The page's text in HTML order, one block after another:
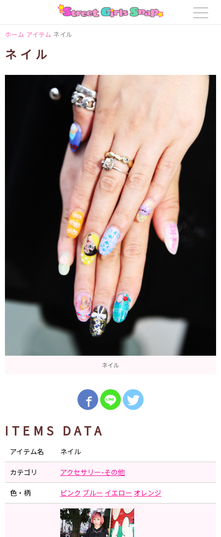
ホーム アイテム ネイル
ネイル
ネイル
ITEMS DATA
アイテム名 ネイル
カテゴリ アクセサリー-その他
色・柄 ピンク ブルー イエロー オレンジ